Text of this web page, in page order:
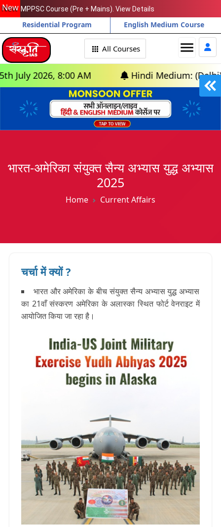
New MPPSC Course (Pre + Mains). View Details
Residential Program English Medium Course
menu
All Courses
2026, 8:00 AM Hindi Medium: (Delhi) -
भारत-अमेरिका संयुक्त सैन्य अभ्यास युद्ध अभ्यास
2025
Home Current Affairs
चर्चा में क्यों ?
भारत और अमेरिका के बीच संयुक्त सैन्य अभ्यास युद्ध अभ्यास
का 21वाँ संस्करण अमेरिका के अलास्का स्थित फोर्ट वेनराइट में
आयोजित किया जा रहा है।